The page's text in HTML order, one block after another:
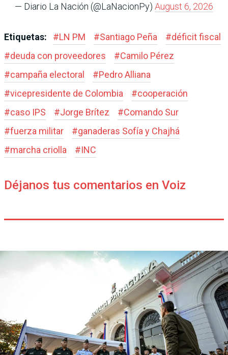
— Diario La Nación (@LaNacionPy) August 6, 2026
Etiquetas: #LN PM #Santiago Peña #déficit fiscal
#deuda con proveedores #Camilo Pérez
#campaña electoral #Pedro Alliana
#vicepresidente de Colombia #cooperación
#caso IPS #Jorge Brítez #Comando Sur
#fuerza militar #ganaderas Sofía y Chajhá
#marcha criolla #INC
Déjanos tus comentarios en Voiz